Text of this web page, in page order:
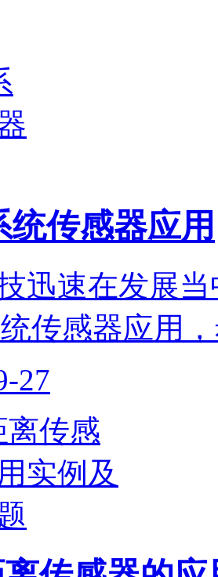
传感器应用
迅速在发展
传感器应用
27